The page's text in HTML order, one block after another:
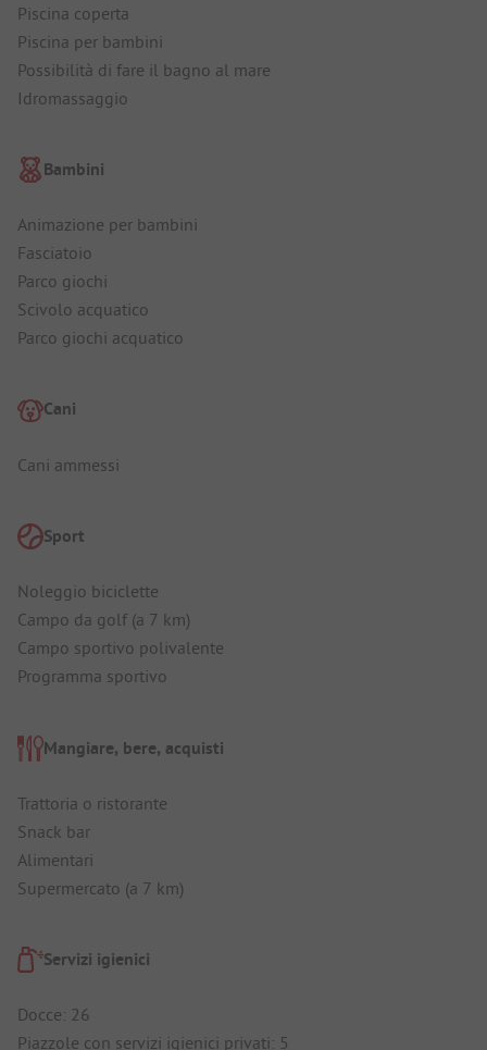
Piscina coperta
Piscina per bambini
Possibilità di fare il bagno al mare
Idromassaggio
Bambini
Animazione per bambini
Fasciatoio
Parco giochi
Scivolo acquatico
Parco giochi acquatico
Cani
Cani ammessi
Sport
Noleggio biciclette
Campo da golf (a 7 km)
Campo sportivo polivalente
Programma sportivo
Mangiare, bere, acquisti
Trattoria o ristorante
Snack bar
Alimentari
Supermercato (a 7 km)
Servizi igienici
Docce: 26
Piazzole con servizi igienici privati: 5